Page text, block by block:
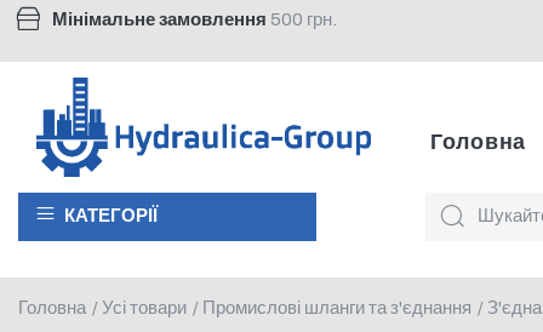
Мінімальне замовлення 500 грн.
Головна
КАТЕГОРІЇ
Головна / Усі товари / Промислові шланги та з'єднання /